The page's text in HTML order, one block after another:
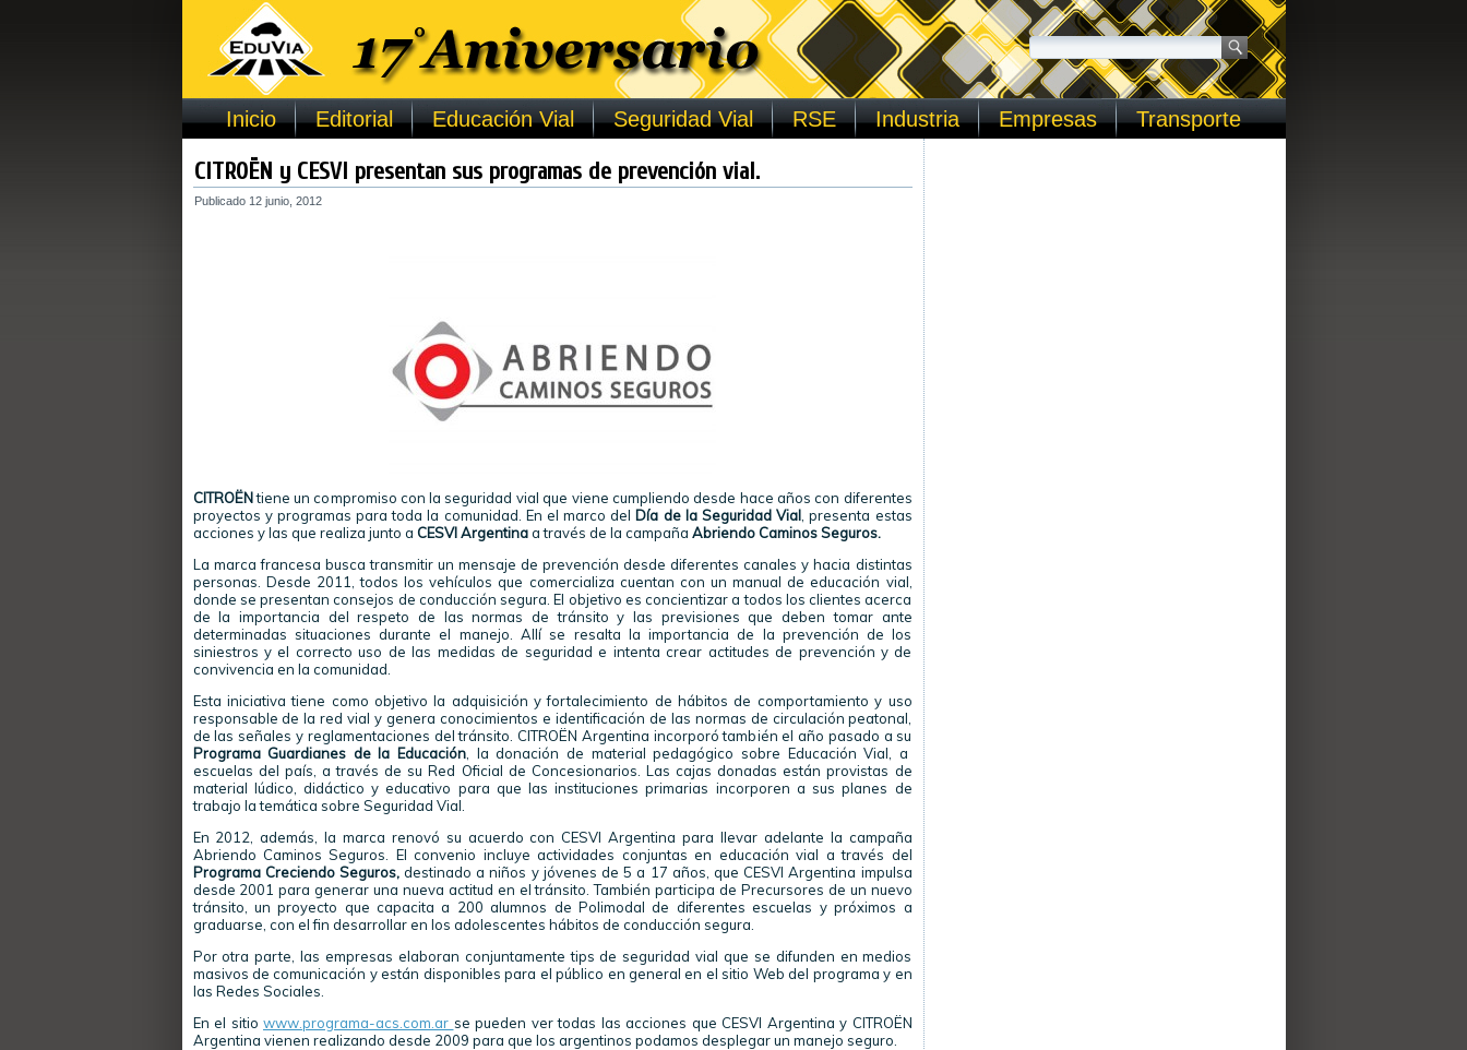
Inicio Editorial Educación Vial Seguridad Vial RSE Industria Empresas Transporte
CITROËN y CESVI presentan sus programas de prevención vial.
Publicado 12 junio, 2012
CITROËNtiene un compromiso con la seguridad vial que viene cumpliendo desde hace años con diferentes
proyectos y programas para toda la comunidad. En el marco del Día de la Seguridad Vial , presenta estas
acciones y las que realiza junto a CESVI Argentinaa través de la campaña Abriendo Caminos Seguros.
La marca francesa busca transmitir un mensaje de prevención desde diferentes canales y hacia distintas
personas. Desde 2011, todos los vehículos que comercializa cuentan con un manual de educación vial,
donde se presentan consejos de conducción segura. El objetivo es concientizar a todos los clientes acerca
de la importancia del respeto de las normas de tránsito y las previsiones que deben tomar ante
determinadas situaciones durante el manejo. Allí se resalta la importancia de la prevención de los
siniestros y el correcto uso de las medidas de seguridad e intenta crear actitudes de prevención y de
convivencia en la comunidad.
Esta iniciativa tiene como objetivo la adquisición y fortalecimiento de hábitos de comportamiento y uso
responsable de la red vial y genera conocimientos e identificación de las normas de circulación peatonal,
de las señales y reglamentaciones del tránsito. CITROËN Argentina incorporó también el año pasado a su
Programa Guardianes de la Educación , la donación de material pedagógico sobre Educación Vial, a
escuelas del país, a través de su Red Oficial de Concesionarios. Las cajas donadas están provistas de
material lúdico, didáctico y educativo para que las instituciones primarias incorporen a sus planes de
trabajo la temática sobre Seguridad Vial.
En 2012, además, la marca renovó su acuerdo con CESVI Argentina para llevar adelante la campaña
Abriendo Caminos Seguros. El convenio incluye actividades conjuntas en educación vial a través del
Programa Creciendo Seguros,destinado a niños y jóvenes de 5 a 17 años, que CESVI Argentina impulsa
desde 2001 para generar una nueva actitud en el tránsito. También participa de Precursores de un nuevo
tránsito, un proyecto que capacita a 200 alumnos de Polimodal de diferentes escuelas y próximos a
graduarse, con el fin desarrollar en los adolescentes hábitos de conducción segura.
Por otra parte, las empresas elaboran conjuntamente tips de seguridad vial que se difunden en medios
masivos de comunicación y están disponibles para el público en general en el sitio Web del programa y en
las Redes Sociales.
En el sitio www.programa-acs.com.ar se pueden ver todas las acciones que CESVI Argentina y CITROËN
Argentina vienen realizando desde 2009 para que los argentinos podamos desplegar un manejo seguro.